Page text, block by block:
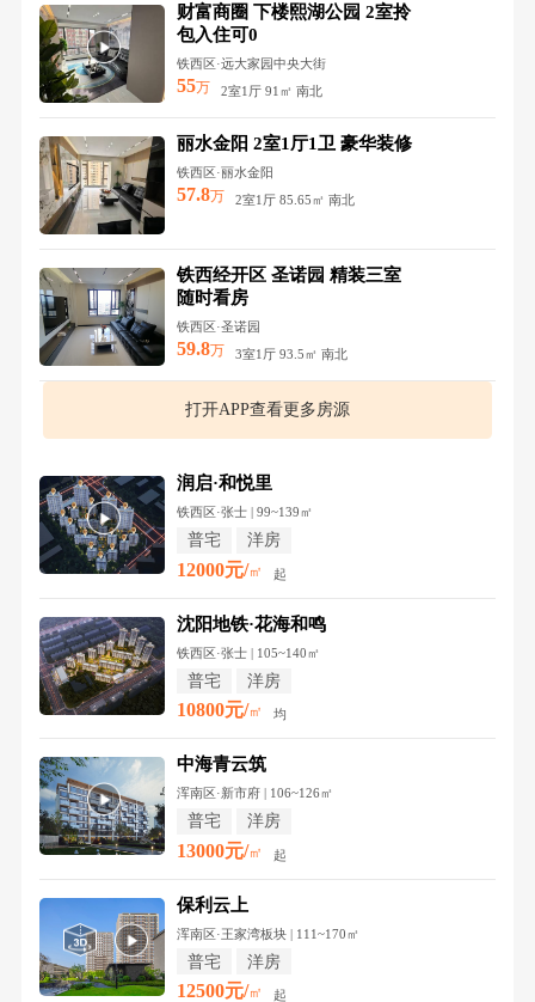
财富商圈 下楼熙湖公园 2室拎
包入住可0
铁西区·远大家园中央大街
55万 2室1厅 91㎡ 南北
丽水金阳 2室1厅1卫 豪华装修
铁西区·丽水金阳
57.8万 2室1厅 85.65㎡ 南北
铁西经开区 圣诺园 精装三室
随时看房
铁西区·圣诺园
59.8万 3室1厅 93.5㎡ 南北
打开APP查看更多房源
润启·和悦里
铁西区·张士 | 99~139㎡
普宅 洋房
12000元/㎡ 起
沈阳地铁·花海和鸣
铁西区·张士 | 105~140㎡
普宅 洋房
10800元/㎡ 均
中海青云筑
浑南区·新市府 | 106~126㎡
普宅 洋房
13000元/㎡ 起
保利云上
浑南区·王家湾板块 | 111~170㎡
普宅 洋房
12500元/㎡ 起